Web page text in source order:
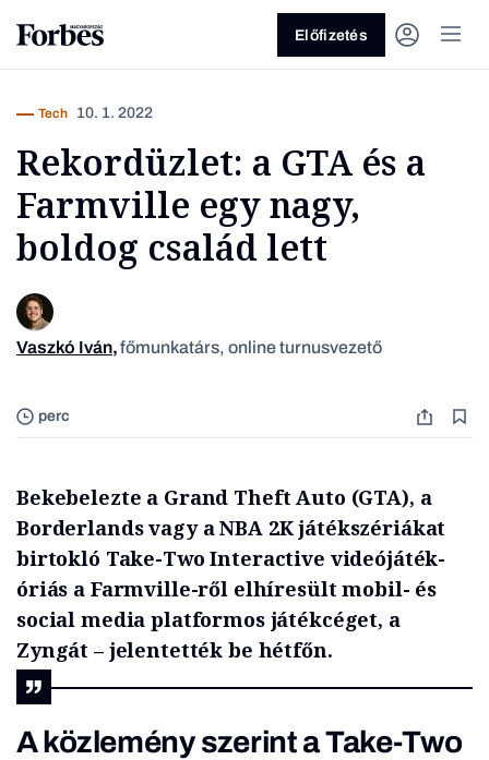
Előfizetés
perc
Tech 10. 1. 2022
Rekordüzlet: a GTA és a
Farmville egy nagy,
boldog család lett
Vaszkó Iván,főmunkatárs, online turnusvezető
Bekebelezte a Grand Theft Auto (GTA), a
Borderlands vagy a NBA 2K játékszériákat
birtokló Take-Two Interactive videójáték-
óriás a Farmville-ről elhíresült mobil- és
social media platformos játékcéget, a
Zyngát – jelentették be hétfőn.
A közlemény szerint a Take-Two